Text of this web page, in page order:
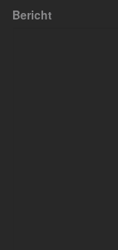
Bericht